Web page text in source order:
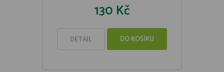
130 Kč
DETAIL DO KOŠÍKU